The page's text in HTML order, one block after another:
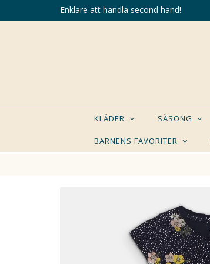
Enklare att handla second hand!
KLÄDER SÄSONG
BARNENS FAVORITER